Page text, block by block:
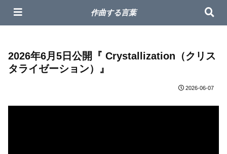
作曲家 Masaharu オフィシャルサイト
2026年6月5日公開『 Crystallization（クリス
タライゼーション）』
2026-06-07
作曲する言葉